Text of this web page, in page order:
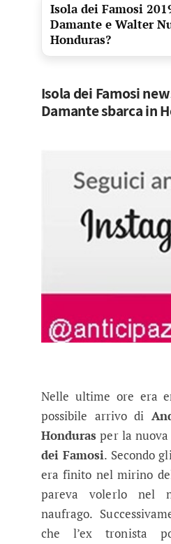
Isola dei Famosi
Damante e Walter
Honduras?
Isola dei Famosi
Damante sbarca in
Nelle ultime ore era
possibile arrivo di
Honduras per la nuova
dei Famosi. Secondo
era finito nel mirino
pareva volerlo nel
naufrago.
che l’ex tronista